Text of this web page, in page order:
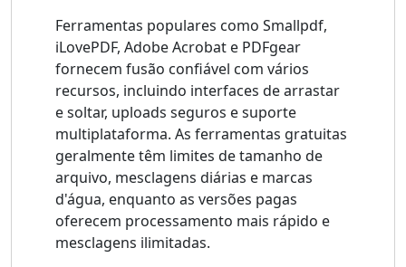
Ferramentas populares como Smallpdf,
iLovePDF, Adobe Acrobat e PDFgear
fornecem fusão confiável com vários
recursos, incluindo interfaces de arrastar
e soltar, uploads seguros e suporte
multiplataforma. As ferramentas gratuitas
geralmente têm limites de tamanho de
arquivo, mesclagens diárias e marcas
d'água, enquanto as versões pagas
oferecem processamento mais rápido e
mesclagens ilimitadas.